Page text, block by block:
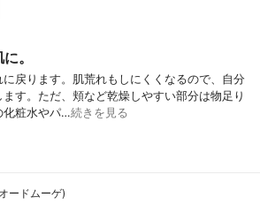
。
戻ります。肌荒れもしにくくなるので、自分
す。ただ、頬など乾燥しやすい部分は物足り
化粧水やパ…続きを見る
ードムーゲ)